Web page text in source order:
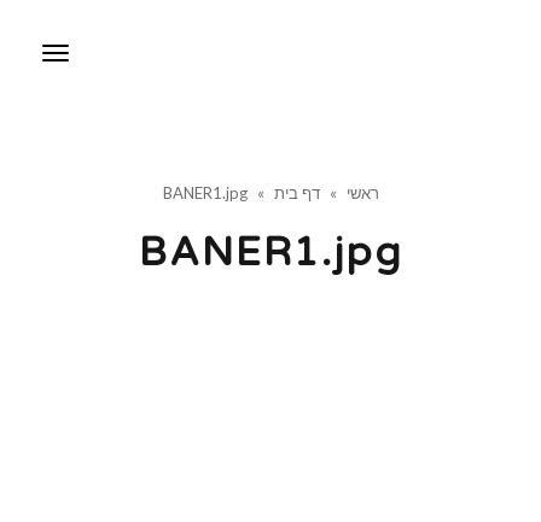
תפריט
ראשי » דף בית »
BANER1.jpg
BANER1.jpg